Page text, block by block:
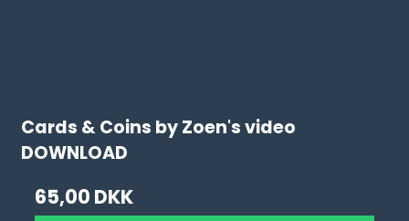
Cards & Coins by Zoen's video
DOWNLOAD
65,00 DKK